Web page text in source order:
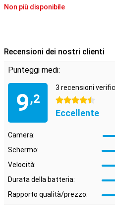
Non più disponibile
Recensioni dei nostri clienti
Punteggi medi:
9,2
3 recensioni
4.5 stelle
Eccellente
Camera:
Schermo:
Velocità:
Durata della batteria:
Rapporto qualità/prezzo: